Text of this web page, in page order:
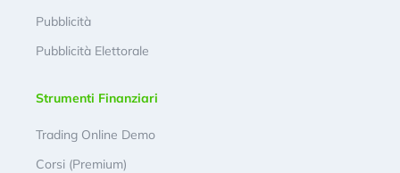
Pubblicità
Pubblicità Elettorale
Strumenti Finanziari
Trading Online Demo
Corsi (Premium)